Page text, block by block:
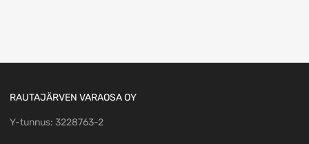
RAUTAJÄRVEN VARAOSA OY
Y-tunnus: 3228763-2